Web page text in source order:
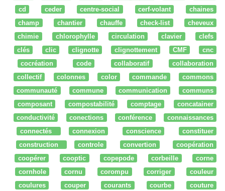
cd
ceder centre-social cerf-volant
chaines
champ
chantier chauffe check-list
cheveux
chimie
chlorophylle circulation clavier
clefs
clés
clic clignotte clignottement CMF
cnc
cocréation
code collaboratif
collaboration
collectif
colonnes color commande
commons
communauté
commune communication
communs
composant
compostabilité comptage
concatainer
conductivité
conections conférence
connaissances
connectés
connexion conscience
constituer
construction
controle convertion
coopération
coopérer
cooptic copepode corbeille
corne
cornhole
cornu corompu corriger
couleur
coulures
couper courants courbe
couture